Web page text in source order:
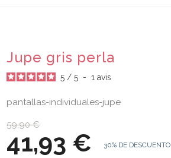
Jupe gris perla
5 / 5 - 1 avis
pantallas-individuales-jupe
59,90 €
41,93 € 30% DE DESCUENTO